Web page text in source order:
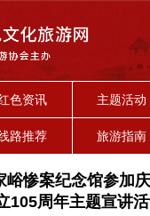
色资讯 主题活动
路推荐 旅游指南
峪惨案纪念馆参加
105周年主题宣讲